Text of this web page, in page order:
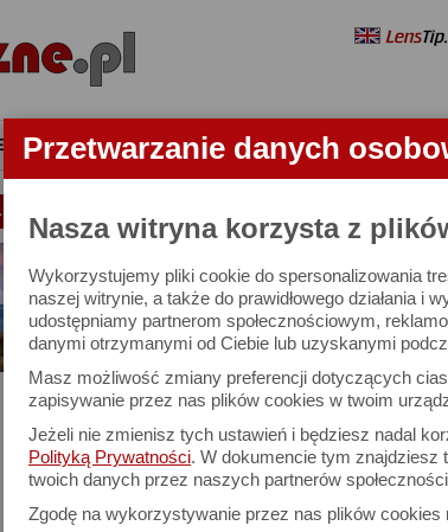
Przetwarzanie danych
Nasza witryna korzysta z
Wykorzystujemy pliki cookie do spersonalizowania
naszej witrynie, a także do prawidłowego działania i
udostępniamy partnerom społecznościowym,
danymi otrzymanymi od Ciebie lub uzyskanymi
Masz możliwość zmiany preferencji dotyczących
zapisywanie przez nas plików cookies w twoim
Jeżeli nie zmienisz tych ustawień i będziesz nadal
Polityką Prywatności. W dokumencie tym znajdziesz
twoich danych przez naszych partnerów
Zgodę na wykorzystywanie przez nas plików
ARTYKUŁY APARATY OBIEKTYWY
APARATY
W bazie znajduje się 2455
Proszę podać interesujące Cię
Producent:
Model:
Rozdzielczość:
Zoom optyczny: